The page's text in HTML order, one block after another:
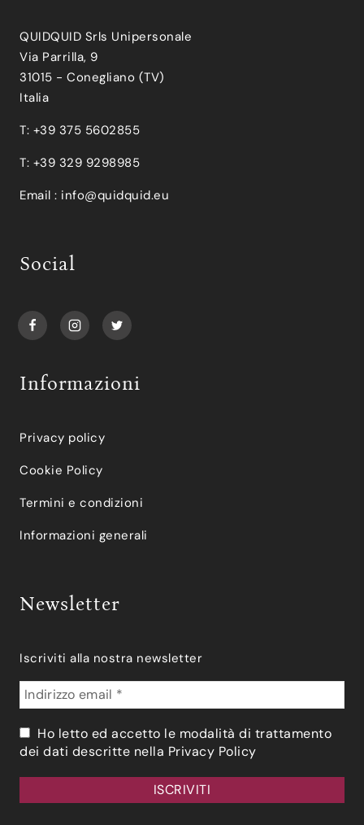
QUIDQUID Srls Unipersonale
Via Parrilla, 9
31015 - Conegliano (TV)
Italia
T: +39 375 5602855
T: +39 329 9298985
Email : info@quidquid.eu
Social
Informazioni
Privacy policy
Cookie Policy
Termini e condizioni
Informazioni generali
Newsletter
Iscriviti alla nostra newsletter
Ho letto ed accetto le modalità di trattamento
dei dati descritte nella Privacy Policy